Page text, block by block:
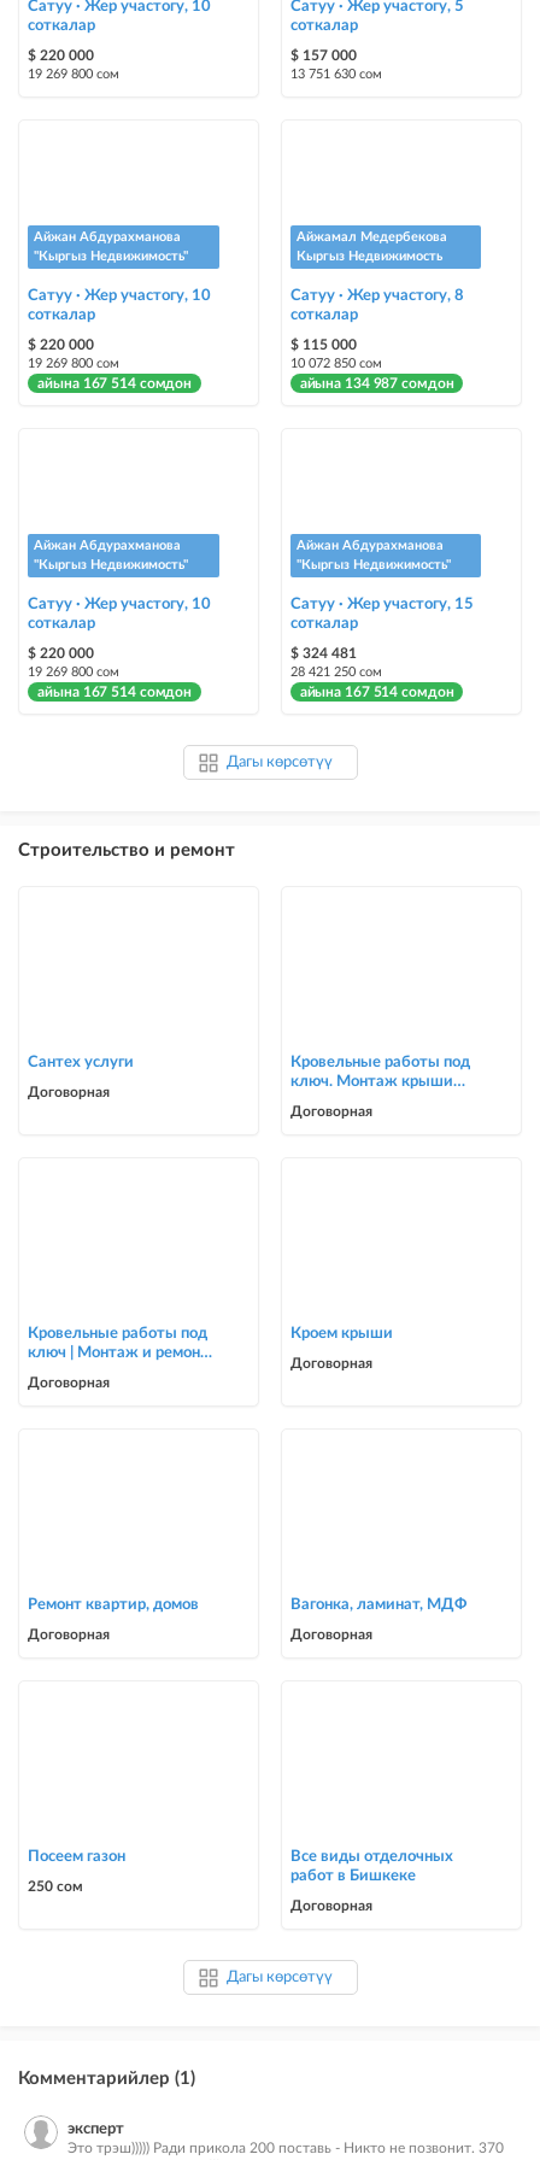
Чаптамалар
Опциялары бар жаркыраган стикерлер сиздин мүлкүңүздү
башкалардан өзгөчөлөнтүп, аны тезирээк сатууга жардам берет
Сатуу · Жер участогу, 10
соткалар
$ 220 000
19 269 800 сом
Сатуу · Жер участогу, 5
соткалар
$ 157 000
13 751 630 сом
Айжан Абдурахманова
"Кыргыз Недвижимость"
Сатуу · Жер участогу, 10
соткалар
$ 220 000
19 269 800 сом
айына 167 514 сомдон
Айжамал Медербекова
Кыргыз Недвижимость
Сатуу · Жер участогу, 8
соткалар
$ 115 000
10 072 850 сом
айына 134 987 сомдон
Айжан Абдурахманова
"Кыргыз Недвижимость"
Сатуу · Жер участогу, 10
соткалар
$ 220 000
19 269 800 сом
айына 167 514 сомдон
Айжан Абдурахманова
"Кыргыз Недвижимость"
Сатуу · Жер участогу, 15
соткалар
$ 324 481
28 421 250 сом
айына 167 514 сомдон
Дагы көрсөтүү
Строительство и ремонт
Сантех услуги
Договорная
Кровельные работы под
ключ. Монтаж крыши
коттеджей
Договорная
Кровельные работы под
ключ | Монтаж и ремонт
Договорная
Кроем крыши
Договорная
Ремонт квартир, домов
Договорная
Вагонка, ламинат, МДФ
Договорная
Посеем газон
250 сом
Все виды отделочных
работ в Бишкеке
Договорная
Дагы көрсөтүү
Комментарийлер (1)
эксперт
Это трэш))))) Ради прикола 200 поставь - Никто не позвонит. 370